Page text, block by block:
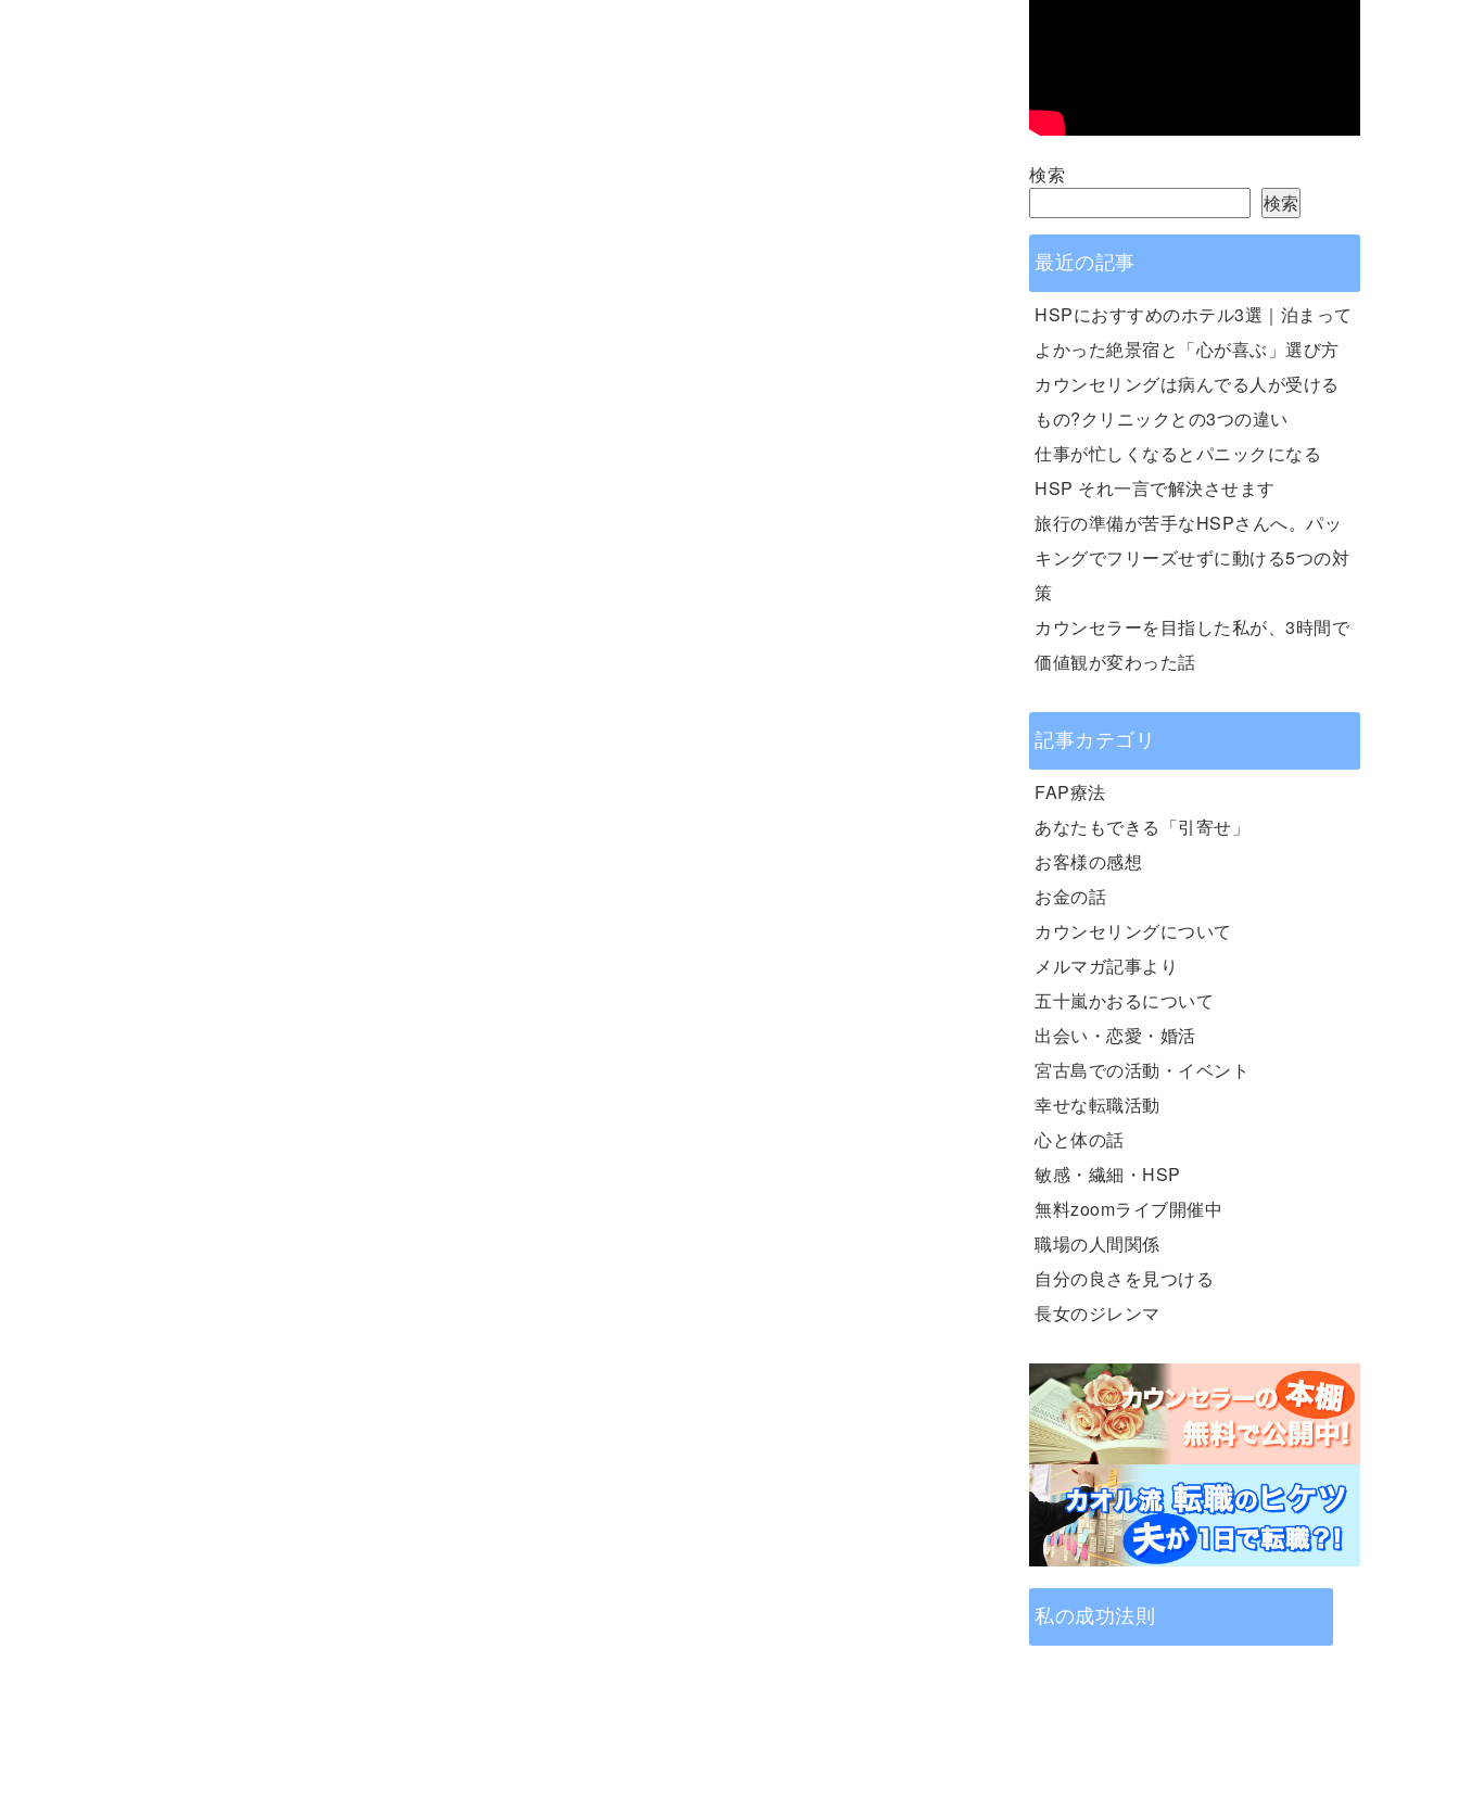
検索
検索
最近の記事
HSPにおすすめのホテル3選｜泊まって
よかった絶景宿と「心が喜ぶ」選び方
カウンセリングは病んでる人が受ける
もの?クリニックとの3つの違い
仕事が忙しくなるとパニックになる
HSP それ一言で解決させます
旅行の準備が苦手なHSPさんへ。パッ
キングでフリーズせずに動ける5つの対
策
カウンセラーを目指した私が、3時間で
価値観が変わった話
記事カテゴリ
FAP療法
あなたもできる「引寄せ」
お客様の感想
お金の話
カウンセリングについて
メルマガ記事より
五十嵐かおるについて
出会い・恋愛・婚活
宮古島での活動・イベント
幸せな転職活動
心と体の話
敏感・繊細・HSP
無料zoomライブ開催中
職場の人間関係
自分の良さを見つける
長女のジレンマ
私の成功法則